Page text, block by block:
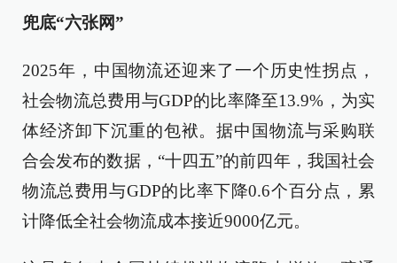
兜底“六张网”
2025年，中国物流还迎来了一个历史性拐点，
社会物流总费用与GDP的比率降至13.9%，为实
体经济卸下沉重的包袱。据中国物流与采购联
合会发布的数据，“十四五”的前四年，我国社会
物流总费用与GDP的比率下降0.6个百分点，累
计降低全社会物流成本接近9000亿元。